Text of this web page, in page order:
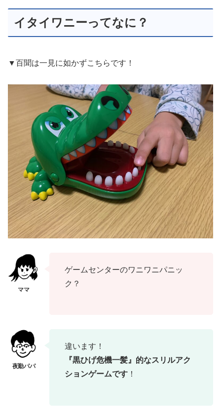
イタイワニーってなに？
▼百聞は一見に如かずこちらです！
ゲームセンターのワニワニパニッ
ク？
違います！
『黒ひげ危機一髪』的なスリルアク
ションゲームです ！